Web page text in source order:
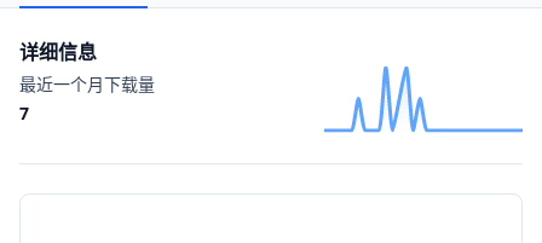
详细信息
最近一个月下载量
7